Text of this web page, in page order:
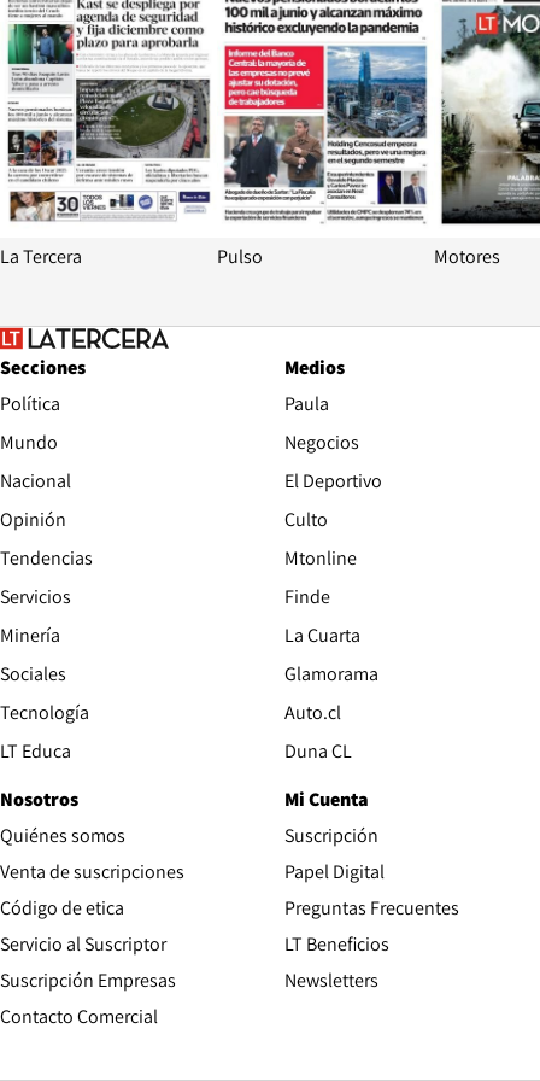
La Tercera Pulso Motores
Secciones
Política
Mundo
Nacional
Opinión
Tendencias
Servicios
Minería
Sociales
Tecnología
LT Educa
Medios
Paula
Negocios
El Deportivo
Culto
Mtonline
Finde
La Cuarta
Glamorama
Auto.cl
Duna CL
Nosotros
Quiénes somos
Venta de suscripciones
Código de etica Opens in new window
Servicio al Suscriptor
Suscripción Empresas
Contacto Comercial
Mi Cuenta
Suscripción
Papel Digital
Preguntas Frecuentes
LT Beneficios
Newsletters